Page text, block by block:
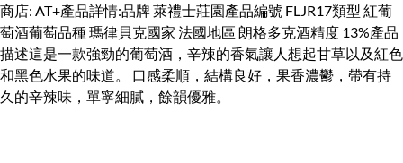
商店: AT+產品詳情:品牌 萊禮士莊園產品編號 FLJR17類型 紅葡
萄酒葡萄品種 瑪律貝克國家 法國地區 朗格多克酒精度 13%產品
描述這是一款強勁的葡萄酒，辛辣的香氣讓人想起甘草以及紅色
和黑色水果的味道。 口感柔順，結構良好，果香濃鬱，帶有持
久的辛辣味，單寧細膩，餘韻優雅。